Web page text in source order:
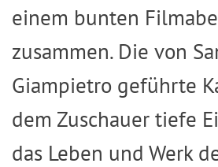
einem bunten
zusammen. Die von
Giampietro geführte
dem Zuschauer tiefe
das Leben und Werk